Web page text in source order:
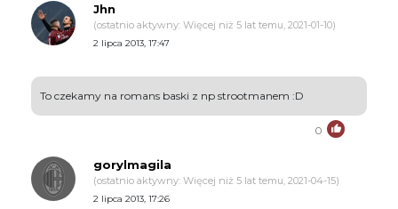
Jhn
(ostatnio aktywny: Więcej niż 5 lat temu, 2021-01-10)
2 lipca 2013, 17:47
To czekamy na romans baski z np strootmanem :D
0
gorylmagila
(ostatnio aktywny: Więcej niż 5 lat temu, 2021-04-15)
2 lipca 2013, 17:26